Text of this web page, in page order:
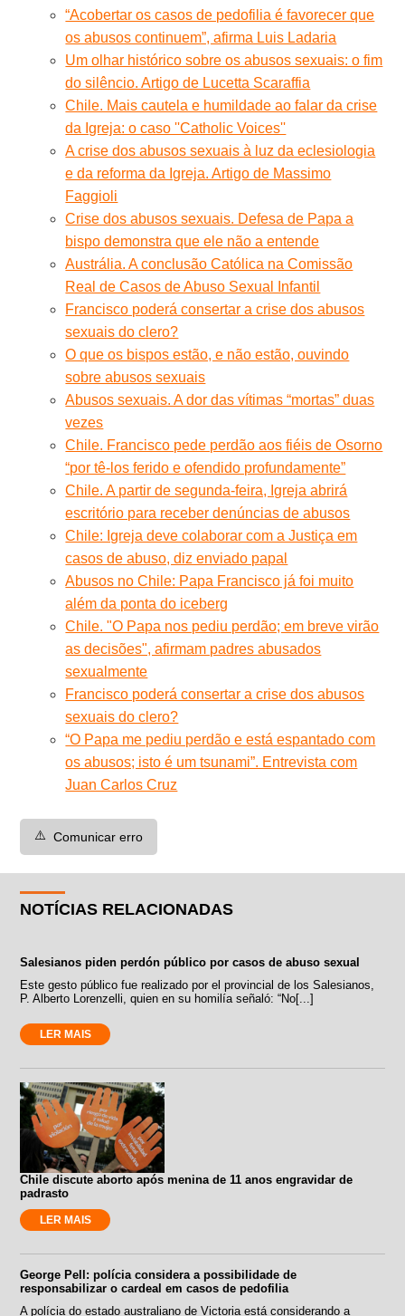
“Acobertar os casos de pedofilia é favorecer que
os abusos continuem”, afirma Luis Ladaria
Um olhar histórico sobre os abusos sexuais: o fim
do silêncio. Artigo de Lucetta Scaraffia
Chile. Mais cautela e humildade ao falar da crise
da Igreja: o caso ''Catholic Voices''
A crise dos abusos sexuais à luz da eclesiologia
e da reforma da Igreja. Artigo de Massimo
Faggioli
Crise dos abusos sexuais. Defesa de Papa a
bispo demonstra que ele não a entende
Austrália. A conclusão Católica na Comissão
Real de Casos de Abuso Sexual Infantil
Francisco poderá consertar a crise dos abusos
sexuais do clero?
O que os bispos estão, e não estão, ouvindo
sobre abusos sexuais
Abusos sexuais. A dor das vítimas “mortas” duas
vezes
Chile. Francisco pede perdão aos fiéis de Osorno
“por tê-los ferido e ofendido profundamente”
Chile. A partir de segunda-feira, Igreja abrirá
escritório para receber denúncias de abusos
Chile: Igreja deve colaborar com a Justiça em
casos de abuso, diz enviado papal
Abusos no Chile: Papa Francisco já foi muito
além da ponta do iceberg
Chile. "O Papa nos pediu perdão; em breve virão
as decisões", afirmam padres abusados
sexualmente
Francisco poderá consertar a crise dos abusos
sexuais do clero?
“O Papa me pediu perdão e está espantado com
os abusos; isto é um tsunami”. Entrevista com
Juan Carlos Cruz
⚠️ Comunicar erro
NOTÍCIAS RELACIONADAS
Salesianos piden perdón público por casos de abuso sexual
Este gesto público fue realizado por el provincial de los Salesianos,
P. Alberto Lorenzelli, quien en su homilía señaló: “No[...]
LER MAIS
Chile discute aborto após menina de 11 anos engravidar de
padrasto
LER MAIS
George Pell: polícia considera a possibilidade de
responsabilizar o cardeal em casos de pedofilia
A polícia do estado australiano de Victoria está considerando a